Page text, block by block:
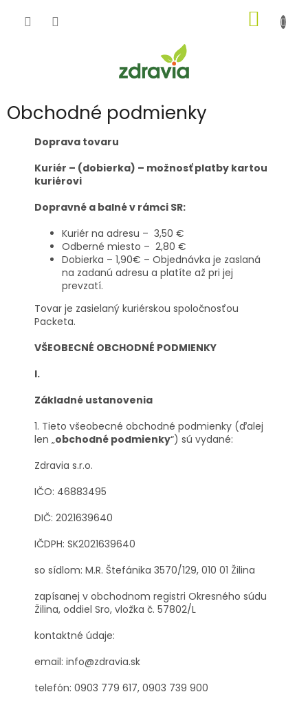
KOŠÍK
Obchodné podmienky
Doprava tovaru
Kuriér – (dobierka) – možnosť platby kartou
kuriérovi
Dopravné a balné v rámci SR:
Kuriér na adresu – 3,50 €
Odberné miesto – 2,80 €
Dobierka – 1,90€ – Objednávka je zaslaná
na zadanú adresu a platíte až pri jej
prevzatí.
Tovar je zasielaný kuriérskou spoločnosťou
Packeta.
VŠEOBECNÉ OBCHODNÉ PODMIENKY
I.
Základné ustanovenia
1. Tieto všeobecné obchodné podmienky (ďalej
len „obchodné podmienky“) sú vydané:
Zdravia s.r.o.
IČO: 46883495
DIČ: 2021639640
IČDPH: SK2021639640
so sídlom: M.R. Štefánika 3570/129, 010 01 Žilina
zapísanej v obchodnom registri Okresného súdu
Žilina, oddiel Sro, vložka č. 57802/L
kontaktné údaje:
email: info@zdravia.sk
telefón: 0903 779 617, 0903 739 900